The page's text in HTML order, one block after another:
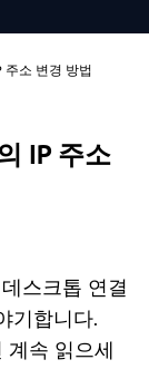
주소 변경 방법
IP 주소
스크톱 연결
기합니다.
계속 읽으세